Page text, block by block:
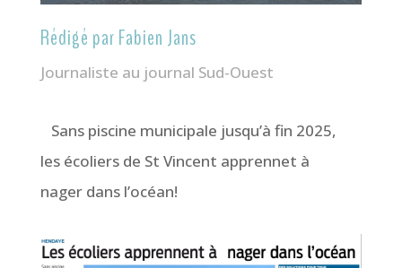
Rédigé par Fabien Jans
Journaliste au journal Sud-Ouest
Sans piscine municipale jusqu’à fin 2025,
les écoliers de St Vincent apprennet à
nager dans l’océan!